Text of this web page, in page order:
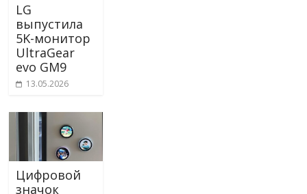
LG
выпустила
5K-монитор
UltraGear
evo GM9
13.05.2026
Цифровой
значок